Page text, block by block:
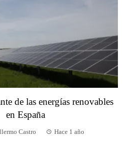
de las energías renovables
en España
Castro Hace 1 año